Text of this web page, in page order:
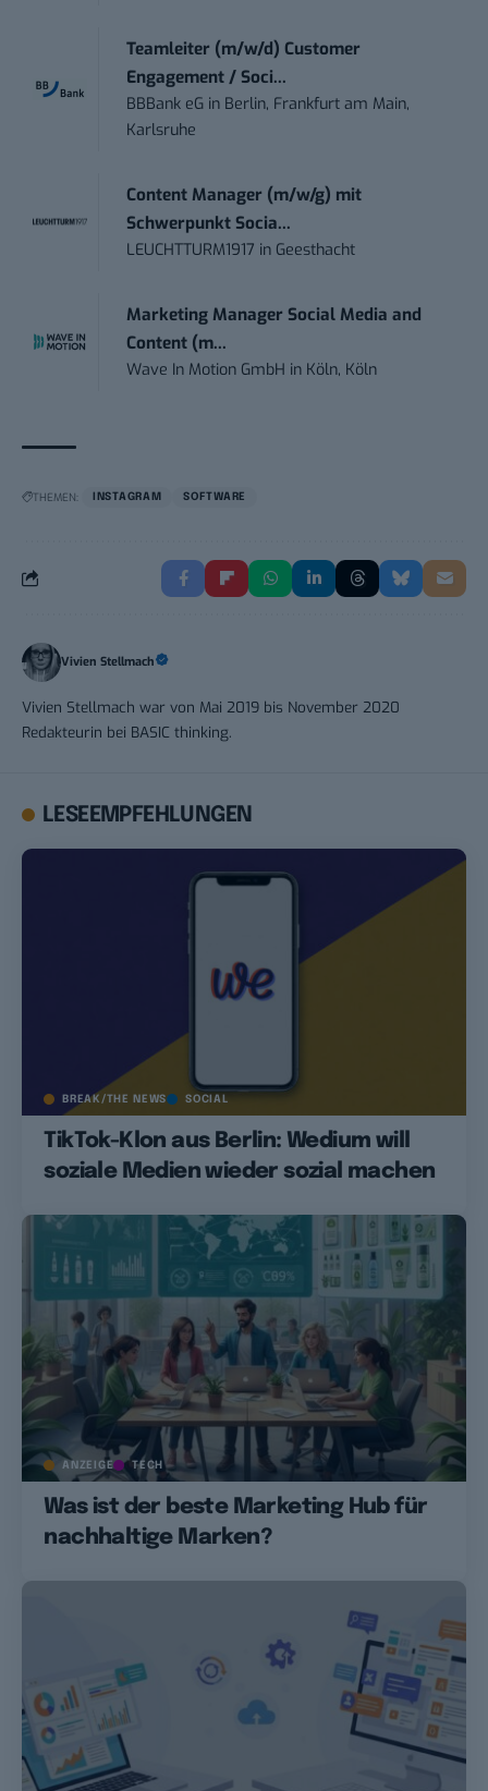
Teamleiter (m/w/d) Customer
Engagement / Soci...
BBBank eG in Berlin, Frankfurt am Main,
Karlsruhe
Content Manager (m/w/g) mit
Schwerpunkt Socia...
LEUCHTTURM1917 in Geesthacht
Marketing Manager Social Media and
Content (m...
Wave In Motion GmbH in Köln, Köln
THEMEN: INSTAGRAM SOFTWARE
Vivien Stellmach
Vivien Stellmach war von Mai 2019 bis November 2020
Redakteurin bei BASIC thinking.
LESEEMPFEHLUNGEN
BREAK/THE NEWS SOCIAL
TikTok-Klon aus Berlin: Wedium will
soziale Medien wieder sozial machen
ANZEIGE TECH
Was ist der beste Marketing Hub für
nachhaltige Marken?